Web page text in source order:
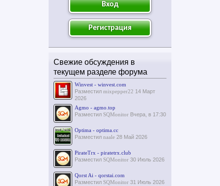
Вход
Регистрация
Свежие обсуждения в
текущем разделе форума
Winvest - winvest.com
Разместил mixpepper22 14 Март
2026
Agmo - agmo.top
Разместил SQMonitor Вчера, в 17:30
Optima - optima.cc
Разместил naale 28 Май 2026
PirateTrx - piratetrx.club
Разместил SQMonitor 30 Июль 2026
Qorst Ai - qorstai.com
Разместил SQMonitor 31 Июль 2026